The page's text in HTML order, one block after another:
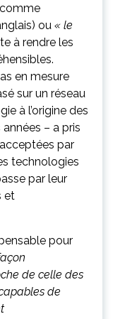
comme
ou « le
à rendre les
en mesure
sur un réseau
à l’origine des
– a pris
par
technologies
par leur
et
pour
de celle des
de